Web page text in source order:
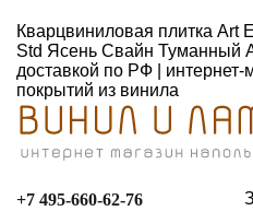
Кварцвиниловая плитка Art
Std Ясень Свайн Туманный
доставкой по РФ | интернет-
покрытий из винила
+7 495-660-62-76